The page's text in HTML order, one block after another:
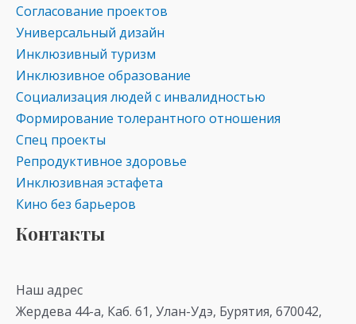
Согласование проектов
Универсальный дизайн
Инклюзивный туризм
Инклюзивное образование
Социализация людей с инвалидностью
Формирование толерантного отношения
Спец проекты
Репродуктивное здоровье
Инклюзивная эстафета
Кино без барьеров
Контакты
Наш адрес
Жердева 44-а, Каб. 61, Улан-Удэ, Бурятия, 670042,